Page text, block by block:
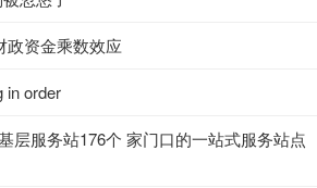
政资金乘数效应
in order
层服务站176个 家门口的一站式服务站点